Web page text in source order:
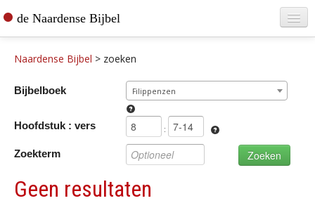
de Naardense Bijbel
De vertaler
Contact
Naardense Bijbel > zoeken
Bijbelboek Filippenzen
Hoofdstuk : vers :
Zoekterm
Geen resultaten